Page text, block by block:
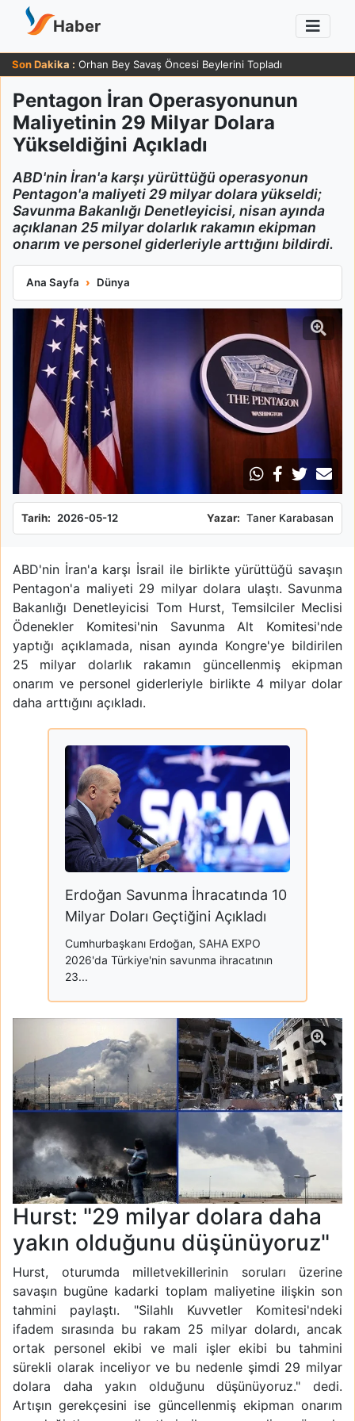
Haber
Son Dakika : Orhan Bey Savaş Öncesi Beylerini Topladı
Pentagon İran Operasyonunun
Maliyetinin 29 Milyar Dolara
Yükseldiğini Açıkladı
ABD'nin İran'a karşı yürüttüğü operasyonun
Pentagon'a maliyeti 29 milyar dolara yükseldi;
Savunma Bakanlığı Denetleyicisi, nisan ayında
açıklanan 25 milyar dolarlık rakamın ekipman
onarım ve personel giderleriyle arttığını bildirdi.
Ana Sayfa Dünya
Pentagon İran Operasyonunun Maliyetinin 29 Milyar Dolara
Tarih: 2026-05-12 Yazar: Taner Karabasan
ABD'nin İran'a karşı İsrail ile birlikte yürüttüğü savaşın
Pentagon'a maliyeti 29 milyar dolara ulaştı. Savunma
Bakanlığı Denetleyicisi Tom Hurst, Temsilciler Meclisi
Ödenekler Komitesi'nin Savunma Alt Komitesi'nde
yaptığı açıklamada, nisan ayında Kongre'ye bildirilen
25 milyar dolarlık rakamın güncellenmiş ekipman
onarım ve personel giderleriyle birlikte 4 milyar dolar
daha arttığını açıkladı.
Erdoğan Savunma İhracatında 10
Milyar Doları Geçtiğini Açıkladı
Cumhurbaşkanı Erdoğan, SAHA EXPO
2026'da Türkiye'nin savunma ihracatının
23...
Hurst: "29 milyar dolara daha
yakın olduğunu düşünüyoruz"
Hurst, oturumda milletvekillerinin soruları üzerine
savaşın bugüne kadarki toplam maliyetine ilişkin son
tahmini paylaştı. "Silahlı Kuvvetler Komitesi'ndeki
ifadem sırasında bu rakam 25 milyar dolardı, ancak
ortak personel ekibi ve mali işler ekibi bu tahmini
sürekli olarak inceliyor ve bu nedenle şimdi 29 milyar
dolara daha yakın olduğunu düşünüyoruz." dedi.
Artışın gerekçesini ise güncellenmiş ekipman onarım